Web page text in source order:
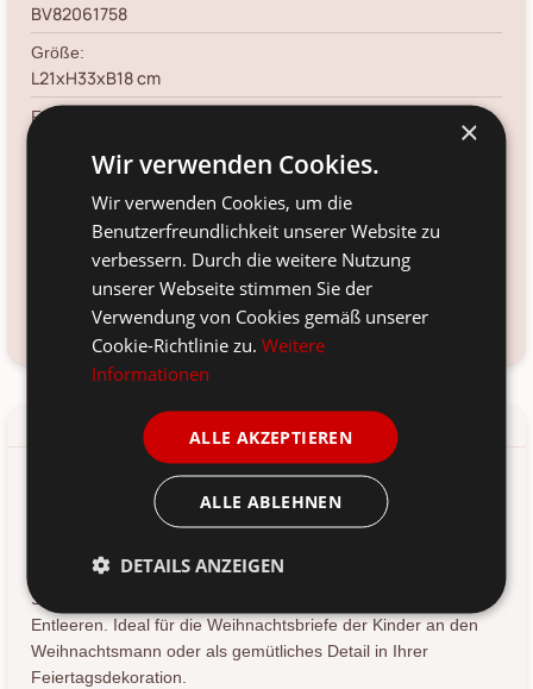
BV82061758
Größe:
L21xH33xB18 cm
Farbe:
14. Aug 2026 *
Frage zum Produkt?Kundenservice kontaktieren
Produkt-/Sicherheitshinweise
Santas Briefkasten Deko Metall von Bloomingville aus
Dänemark. Der Carlo Deko von Bloomingville ist ein
charmanten Used-Look. Der Briefkasten verfügt über einen
Schlitz für Briefe und eine praktische Tür zum leichten
Entleeren. Ideal für die Weihnachtsbriefe der Kinder an den
Weihnachtsmann oder als gemütliches Detail in Ihrer
Feiertagsdekoration.
×
Wir verwenden Cookies.
Wir verwenden Cookies, um die
Benutzerfreundlichkeit unserer Website zu
verbessern. Durch die weitere Nutzung
unserer Webseite stimmen Sie der
Verwendung von Cookies gemäß unserer
Cookie-Richtlinie zu.Weitere
Informationen
ALLE AKZEPTIEREN
ALLE ABLEHNEN
DETAILS ANZEIGEN